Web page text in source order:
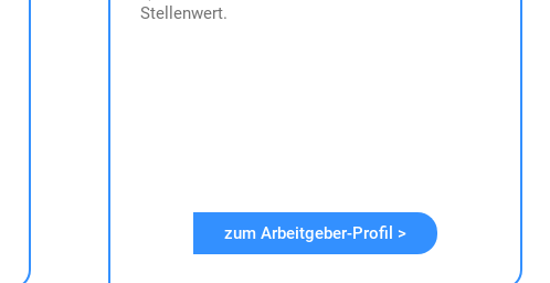
Stellenwert.
zum Arbeitgeber-Profil >